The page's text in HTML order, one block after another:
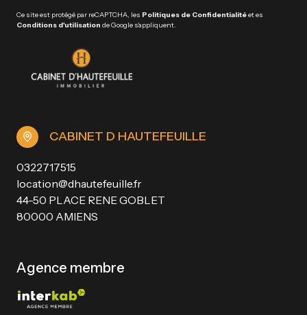
Ce site est protégé par reCAPTCHA, les Politiques de Confidentialitéet es
Conditions d'utilisation de Google s'appliquent.
CABINET D HAUTEFEUILLE
0322717515
location@dhautefeuille.fr
44-50 PLACE RENE GOBLET
80000 AMIENS
Agence membre